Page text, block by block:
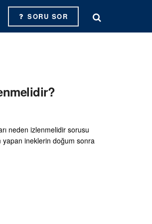
SORU SOR
neden izlenmelidir sorusu
yapan ineklerin doğum sonra